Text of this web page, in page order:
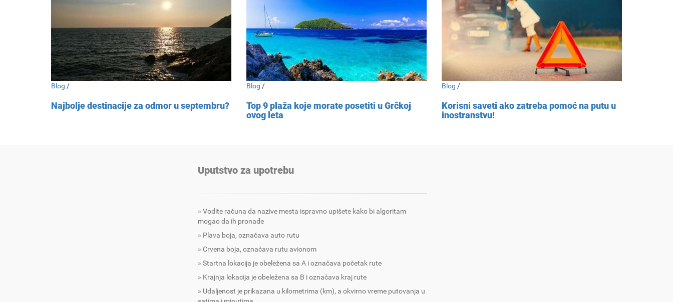
Blog /
Najbolje destinacije za odmor u septembru?
Blog /
Top 9 plaža koje morate posetiti u Grčkoj
ovog leta
Blog /
Korisni saveti ako zatreba pomoć na putu u
inostranstvu!
Uputstvo za upotrebu
Vodite računa da nazive mesta ispravno upišete kako bi algoritam
mogao da ih pronađe
Plava boja, označava auto rutu
Crvena boja, označava rutu avionom
Startna lokacija je obeležena sa A i označava početak rute
Krajnja lokacija je obeležena sa B i označava kraj rute
Udaljenost je prikazana u kilometrima (km), a okvirno vreme putovanja u